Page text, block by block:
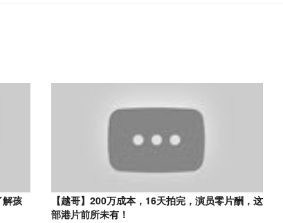
解孩
【越哥】200万成本，16天拍完，演员零片酬，这
部港片前所未有！